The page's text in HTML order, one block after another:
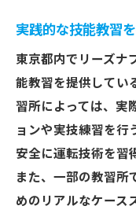
実践的な技能教習
東京都内でリーズナ
能教習を提供してい
習所によっては、実
ョンや実技練習を行
安全に運転技術を習
また、一部の教習所
めのリアルなケース